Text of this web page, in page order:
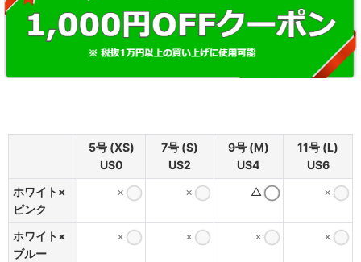
5号 (XS)
US0
7号 (S)
US2
9号 (M)
US4
11号 (L)
US6
ホワイト×
ピンク
× × △ ×
ホワイト×
ブルー
× × × ×